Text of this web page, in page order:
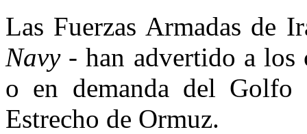
Las Fuerzas Armadas de
Navy- han advertido a los
o en demanda del Golfo
Estrecho de Ormuz.